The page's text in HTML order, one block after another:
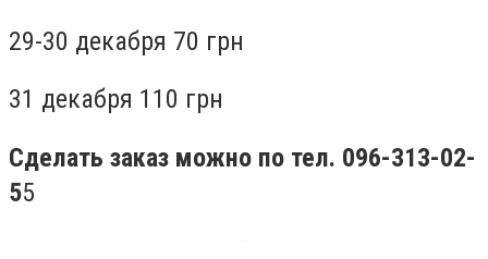
29-30 декабря 70 грн
31 декабря 110 грн
Сделать заказ можно по тел. 096-313-02-
55